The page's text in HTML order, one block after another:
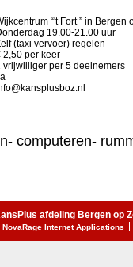
“'t Fort ” in Bergen
19.00-21.00 uur
(taxi vervoer) regelen
2,50 per keer
vrijwilliger per 5 deelnemers
computeren-
afdeling Bergen op
Internet Applications